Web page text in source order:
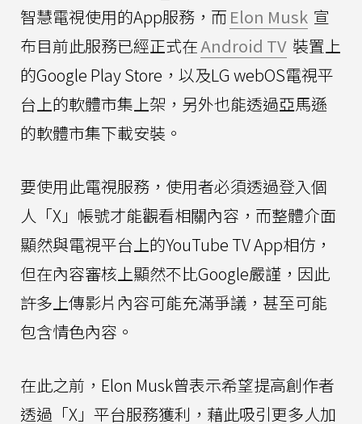
智慧電視使用的App服務，而 Elon Musk 宣
布目前此服務已經正式在Android TV 裝置上
的Google Play Store，以及LG webOS電視平
台上的軟體市集上架，另外也能透過亞馬遜
的軟體市集下載安裝。
要使用此電視服務，使用者必須透過登入個
人「X」帳號才能觀看相關內容，而整體介面
顯然與電視平台上的YouTube TV App相仿，
但在內容審核上顯然不比Google嚴謹，因此
許多上傳影片內容可能充滿爭議，甚至可能
包含情色內容。
在此之前，Elon Musk曾表示希望提高創作者
透過「X」平台服務獲利，藉此吸引更多人加